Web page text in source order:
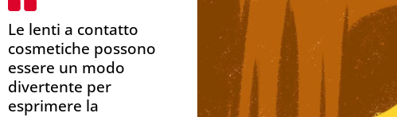
Le lenti a contatto
cosmetiche possono
essere un modo
divertente per
esprimere la